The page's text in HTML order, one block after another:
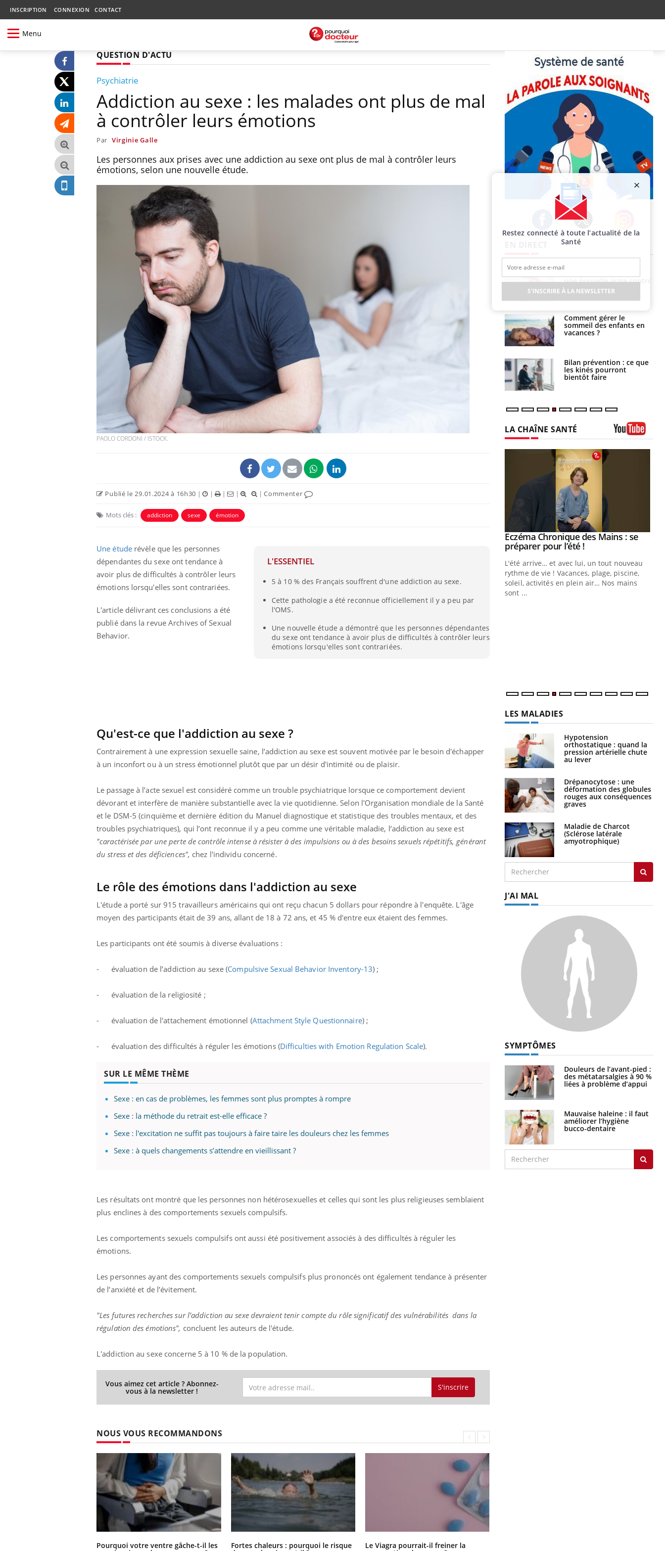
INSCRIPTION CONNEXION CONTACT
Menu
QUESTION D'ACTU
Psychiatrie
Addiction au sexe : les malades ont plus de mal
à contrôler leurs émotions
Par Virginie Galle
Les personnes aux prises avec une addiction au sexe ont plus de mal à contrôler leurs
émotions, selon une nouvelle étude.
PAOLO CORDONI / ISTOCK.
Publié le 29.01.2024 à 16h30 | | | | |Commenter
Mots clés : addiction sexe émotion
L'ESSENTIEL
5 à 10 % des Français souffrent d'une addiction au sexe.
Cette pathologie a été reconnue officiellement il y a peu par
l'OMS.
Une nouvelle étude a démontré que les personnes dépendantes
du sexe ont tendance à avoir plus de difficultés à contrôler leurs
émotions lorsqu'elles sont contrariées.
Une étuderévèle que les personnes
dépendantes du sexe ont tendance à
avoir plus de difficultés à contrôler leurs
émotions lorsqu'elles sont contrariées.
L'article délivrant ces conclusions a été
publié dans la revue Archives of Sexual
Behavior.
Qu'est-ce que l'addiction au sexe ?
Contrairement à une expression sexuelle saine, l’addiction au sexe est souvent motivée par le besoin d'échapper
à un inconfort ou à un stress émotionnel plutôt que par un désir d'intimité ou de plaisir.
Le passage à l’acte sexuel est considéré comme un trouble psychiatrique lorsque ce comportement devient
dévorant et interfère de manière substantielle avec la vie quotidienne. Selon l'Organisation mondiale de la Santé
et le DSM-5 (cinquième et dernière édition du Manuel diagnostique et statistique des troubles mentaux, et des
troubles psychiatriques), qui l’ont reconnue il y a peu comme une véritable maladie, l’addiction au sexe est
"caractérisée par une perte de contrôle intense à résister à des impulsions ou à des besoins sexuels répétitifs, générant
du stress et des déficiences", chez l'individu concerné.
Le rôle des émotions dans l'addiction au sexe
L'étude a porté sur 915 travailleurs américains qui ont reçu chacun 5 dollars pour répondre à l'enquête. L'âge
moyen des participants était de 39 ans, allant de 18 à 72 ans, et 45 % d'entre eux étaient des femmes.
Les participants ont été soumis à diverse évaluations :
- évaluation de l’addiction au sexe (Compulsive Sexual Behavior Inventory-13) ;
- évaluation de la religiosité ;
- évaluation de l'attachement émotionnel (Attachment Style Questionnaire) ;
- évaluation des difficultés à réguler les émotions (Difficulties with Emotion Regulation Scale).
SUR LE MÊME THÈME
Sexe : en cas de problèmes, les femmes sont plus promptes à rompre
Sexe : la méthode du retrait est-elle efficace ?
Sexe : l'excitation ne suffit pas toujours à faire taire les douleurs chez les femmes
Sexe : à quels changements s’attendre en vieillissant ?
Les résultats ont montré que les personnes non hétérosexuelles et celles qui sont les plus religieuses semblaient
plus enclines à des comportements sexuels compulsifs.
Les comportements sexuels compulsifs ont aussi été positivement associés à des difficultés à réguler les
émotions.
Les personnes ayant des comportements sexuels compulsifs plus prononcés ont également tendance à présenter
de l’anxiété et de l’évitement.
"Les futures recherches sur l’addiction au sexe devraient tenir compte du rôle significatif des vulnérabilités dans la
régulation des émotions", concluent les auteurs de l'étude.
L'addiction au sexe concerne 5 à 10 % de la population.
Vous aimez cet article ? Abonnez-
vous à la newsletter ! S'inscrire
NOUS VOUS RECOMMANDONS
Pourquoi votre ventre gâche-t-il les Fortes chaleurs : pourquoi le risque Le Viagra pourrait-il freiner la
Facebook Twitter Instagram
Pourquoi votre ventre
gâche-t-il les premiers
jours de vos vacances ?
Fortes chaleurs :
pourquoi le risque de
noyade grimpe-t-il ?
Le Viagra pourrait-il
freiner la propagation du
cancer ?
Pourquoi manger moins
de protéines pourrait
finalement être bénéfique
Grossesse et chaleur : ce
que dit la science
Le smartphone nuit-il à
l'apprentissage de la
lecture ?
Mordue par un
barracuda, une petite fille
secourue grâce à un
réflexe essentiel
quelle est l’origine de la
une nouvelle arme contre
les réactions sévères
Comment gérer le
sommeil des enfants en
vacances ?
Bilan prévention : ce que
les kinés pourront
bientôt faire
LA CHAÎNE SANTÉ
expliquer ma maladieYoutube
Il y a des sujets qui sont faciles à aborder...
d'autres non ! D'un côté, poser des
questions sur la maladie d'un proche c'est
prévenir
Fatigue, irritabilité, brouillard mental ou
même alopécie… Les symptômes de la
carence en fer sont multiples ce qui la rend
...
patients comme parfois chez les soignants.
Youtube
Eczéma Chronique des Mains : se
préparer pour l’été !Youtube
L'été arrive… et avec lui, un tout nouveau
rythme de vie ! Vacances, plage, piscine,
soleil, activités en plein air… Nos mains
sont ...
LES MALADIES
Hypotension
orthostatique : quand la
pression artérielle chute
au lever
Drépanocytose : une
déformation des globules
rouges aux conséquences
graves
Maladie de Charcot
(Sclérose latérale
amyotrophique)
J'AI MAL
SYMPTÔMES
Douleurs de l’avant-pied :
des métatarsalgies à 90 %
liées à problème d’appui
Mauvaise haleine : il faut
améliorer l’hygiène
bucco-dentaire
Restez connecté à toute l’actualité de la
Santé
S'INSCRIRE À LA NEWSLETTER